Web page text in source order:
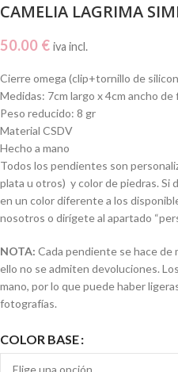
CAMELIA LAGRIMA
50.00 € iva incl.
Cierre omega (clip+tornillo de
Medidas: 7cm largo x 4cm ancho de
Peso reducido: 8 gr
Material CSDV
Hecho a mano
Todos los pendientes son
plata u otros) y color de piedras. Si
en un color diferente a los
nosotros o dirígete al apartado
NOTA: Cada pendiente se hace de
ello no se admiten devoluciones.
mano, por lo que puede haber
fotografías.
COLOR BASE